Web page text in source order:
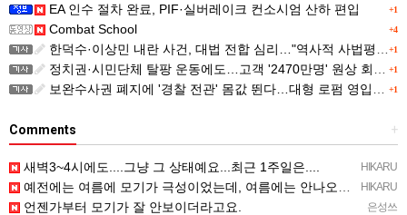
+1
EA 인수 절차 완료, PIF·실버레이크 컨소시엄 산하 편입
+4
Combat School
+1
한덕수·이상민 내란 사건, 대법 전합 심리…"역사적 사법평가"(종합)
+1
정치권·시민단체 탈팡 운동에도…고객 '2470만명' 원상 회복, "고물가에 돌팡"
+1
보완수사권 폐지에 '경찰 전관' 몸값 뛴다…대형 로펌 영입전쟁
+
Comments
HIKARU
새벽3~4시에도....그냥 그 상태예요...최근 1주일은....
HIKARU
예전에는 여름에 모기가 극성이었는데, 여름에는 안나오는 것 같은.....ㅎ ㅎ)
은성쓰
언젠가부터 모기가 잘 안보이더라고요.